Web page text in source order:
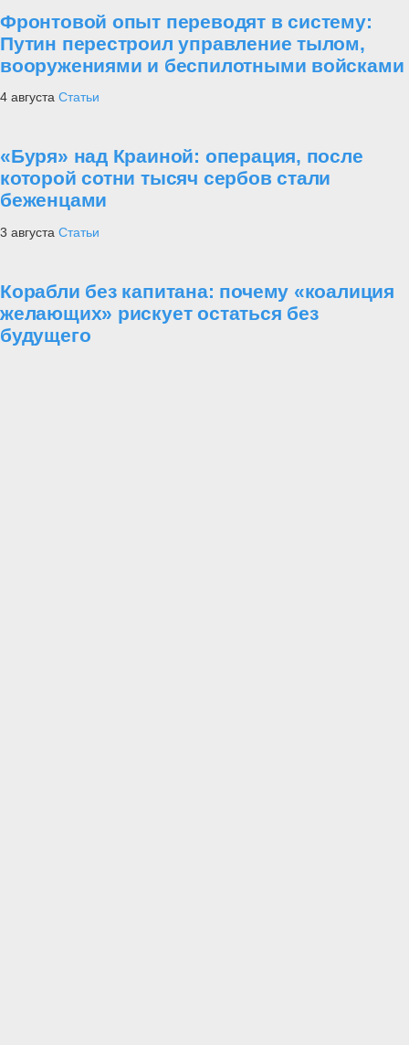
Фронтовой опыт переводят в систему:
Путин перестроил управление тылом,
вооружениями и беспилотными войсками
4 августа Статьи
«Буря» над Краиной: операция, после
которой сотни тысяч сербов стали
беженцами
3 августа Статьи
Корабли без капитана: почему «коалиция
желающих» рискует остаться без
будущего